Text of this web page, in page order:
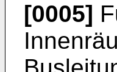
[0005]